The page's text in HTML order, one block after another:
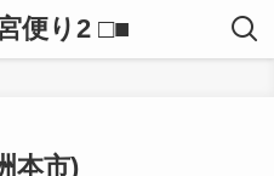
便り2 □■
本市)